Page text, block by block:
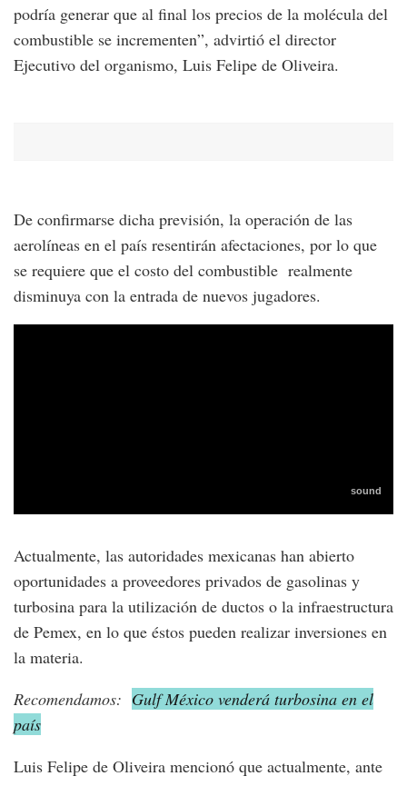
podría generar que al final los precios de la molécula del
combustible se incrementen”, advirtió el director
Ejecutivo del organismo, Luis Felipe de Oliveira.
De confirmarse dicha previsión, la operación de las
aerolíneas en el país resentirán afectaciones, por lo que
se requiere que el costo del combustible realmente
disminuya con la entrada de nuevos jugadores.
Actualmente, las autoridades mexicanas han abierto
oportunidades a proveedores privados de gasolinas y
turbosina para la utilización de ductos o la infraestructura
de Pemex, en lo que éstos pueden realizar inversiones en
la materia.
Recomendamos: Gulf México venderá turbosina en el
país
Luis Felipe de Oliveira mencionó que actualmente, ante